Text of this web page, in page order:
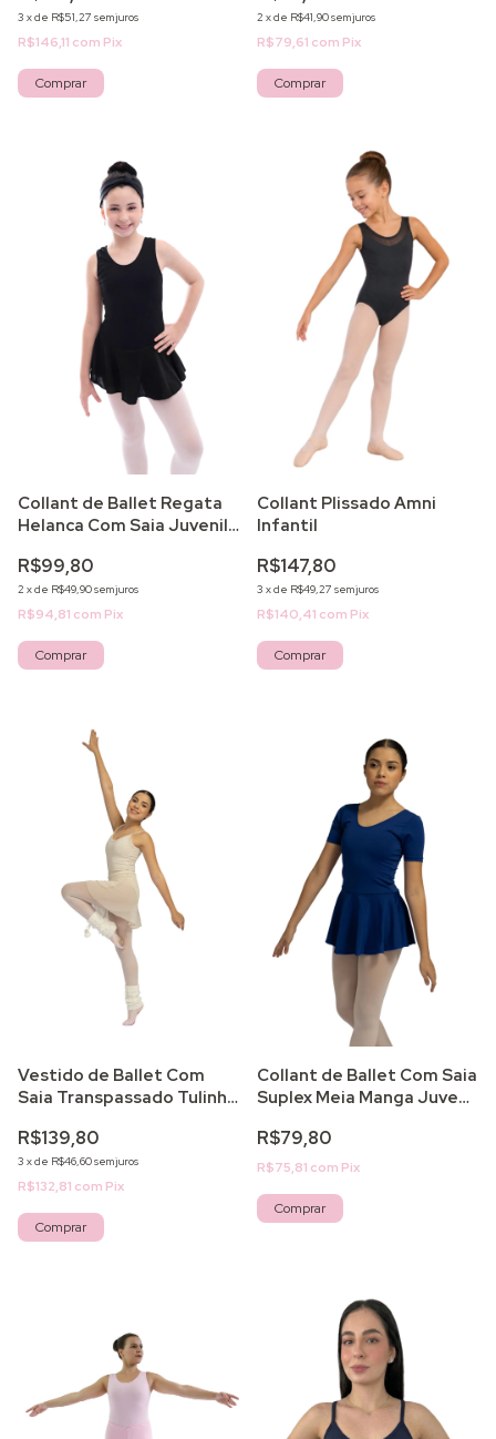
3 xde R$51,27 sem juros
R$146,11 com Pix
Comprar
2 xde R$41,90sem juros
R$79,61 com Pix
Comprar
Collant de Ballet Regata
Helanca Com Saia Juvenil
R$99,80
2 xde R$49,90sem juros
R$94,81 com Pix
Comprar
Collant Plissado Amni
Infantil
R$147,80
3 xde R$49,27 sem juros
R$140,41 com Pix
Comprar
Vestido de Ballet Com
Saia Transpassado Tulinho
R$139,80
3 xde R$46,60sem juros
R$132,81 com Pix
Comprar
Collant de Ballet Com Saia
Suplex Meia Manga Juvenil
R$79,80
R$75,81 com Pix
Comprar